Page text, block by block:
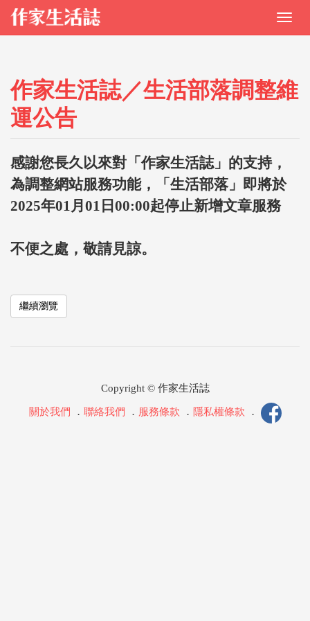
作家生活誌／生活部落調整維
運公告
感謝您長久以來對「作家生活誌」的支持，
為調整網站服務功能，「生活部落」即將於
2025年01月01日00:00起停止新增文章服務
不便之處，敬請見諒。
繼續瀏覽
Copyright © 作家生活誌
關於我們 ． 聯絡我們 ． 服務條款 ． 隱私權條款 ．